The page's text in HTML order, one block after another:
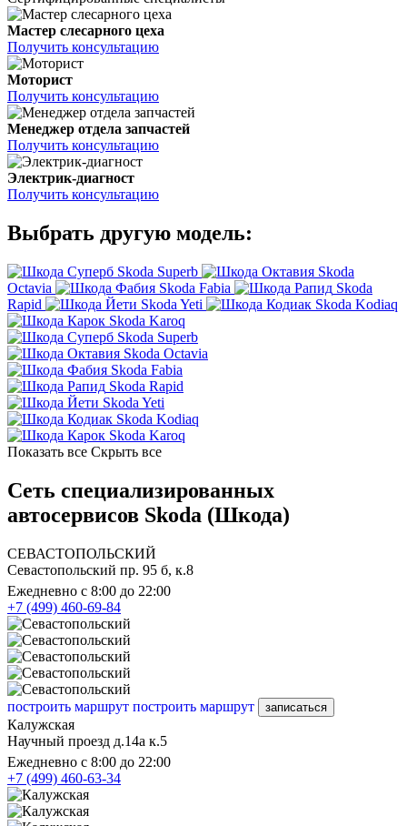
Мастер слесарного цеха
Получить консультацию
Моторист
Получить консультацию
Менеджер отдела запчастей
Получить консультацию
Электрик-диагност
Получить консультацию
Выбрать другую модель:
Skoda Superb
Skoda
Octavia
Skoda Fabia
Skoda
Rapid
Skoda Yeti
Skoda Kodiaq
Skoda Karoq
Skoda Superb
Skoda Octavia
Skoda Fabia
Skoda Rapid
Skoda Yeti
Skoda Kodiaq
Skoda Karoq
Показать все Скрыть все
Сеть специализированных
автосервисов Skoda (Шкода)
СЕВАСТОПОЛЬСКИЙ
Севастопольский пр. 95 б, к.8
Ежедневно с 8:00 до 22:00
+7 (499) 460-69-84
построить маршрут построить маршрут записаться
Калужская
Научный проезд д.14а к.5
Ежедневно с 8:00 до 22:00
+7 (499) 460-63-34